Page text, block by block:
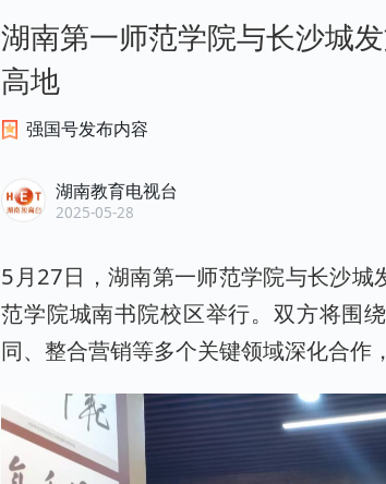
湖南第一师范学院与长沙城
高地
强国号发布内容
湖南教育电视台
2025-05-28
5月27日，湖南第一师范学院与长沙
范学院城南书院校区举行。双方将围
同、整合营销等多个关键领域深化合作